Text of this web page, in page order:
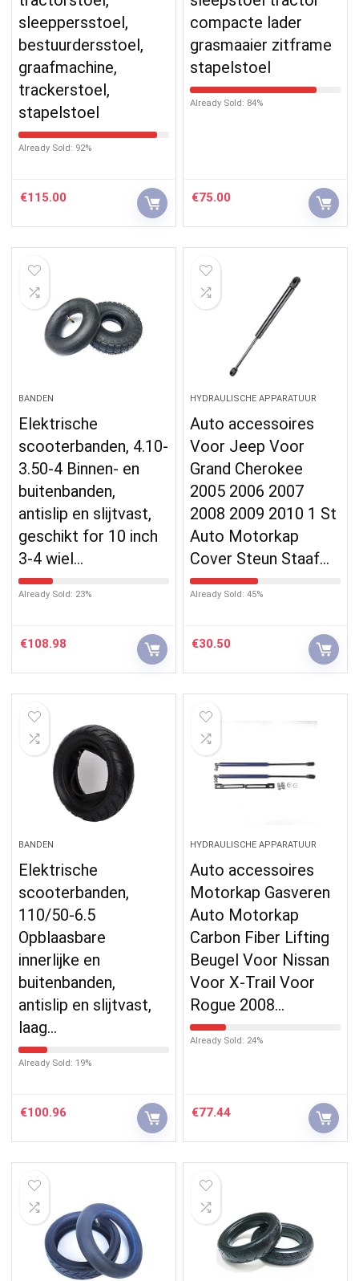
sleeppersstoel,
bestuurdersstoel,
graafmachine,
trackerstoel,
stapelstoel
Already Sold: 92%
€115.00
compacte lader
grasmaaier zitframe
stapelstoel
Already Sold: 84%
€75.00
BANDEN
Elektrische
scooterbanden, 4.10-
3.50-4 Binnen- en
buitenbanden,
antislip en slijtvast,
geschikt for 10 inch
3-4 wiel…
Already Sold: 23%
€108.98
HYDRAULISCHE APPARATUUR
Auto accessoires
Voor Jeep Voor
Grand Cherokee
2005 2006 2007
2008 2009 2010 1 St
Auto Motorkap
Cover Steun Staaf…
Already Sold: 45%
€30.50
BANDEN
Elektrische
scooterbanden,
110/50-6.5
Opblaasbare
innerlijke en
buitenbanden,
antislip en slijtvast,
laag…
Already Sold: 19%
€100.96
HYDRAULISCHE APPARATUUR
Auto accessoires
Motorkap Gasveren
Auto Motorkap
Carbon Fiber Lifting
Beugel Voor Nissan
Voor X-Trail Voor
Rogue 2008…
Already Sold: 24%
€77.44